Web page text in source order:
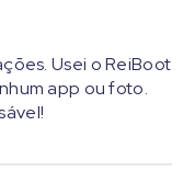
Usei o ReiBoot
app ou foto.